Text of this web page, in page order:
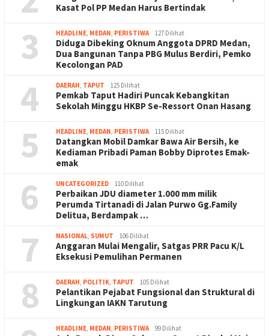
Kasat Pol PP Medan Harus Bertindak
3 HEADLINE, MEDAN, PERISTIWA 127 Dilihat
Diduga Dibeking Oknum Anggota DPRD Medan,
Dua Bangunan Tanpa PBG Mulus Berdiri, Pemko
Kecolongan PAD
4 DAERAH, TAPUT 125 Dilihat
Pemkab Taput Hadiri Puncak Kebangkitan
Sekolah Minggu HKBP Se-Ressort Onan Hasang
5 HEADLINE, MEDAN, PERISTIWA 115 Dilihat
Datangkan Mobil Damkar Bawa Air Bersih, ke
Kediaman Pribadi Paman Bobby Diprotes Emak-
emak
6 UNCATEGORIZED 110 Dilihat
Perbaikan JDU diameter 1.000 mm milik
Perumda Tirtanadi di Jalan Purwo Gg.Family
Delitua, Berdampak …
7 NASIONAL, SUMUT 106 Dilihat
Anggaran Mulai Mengalir, Satgas PRR Pacu K/L
Eksekusi Pemulihan Permanen
8 DAERAH, POLITIK, TAPUT 105 Dilihat
Pelantikan Pejabat Fungsional dan Struktural di
Lingkungan IAKN Tarutung
HEADLINE, MEDAN, PERISTIWA 99 Dilihat